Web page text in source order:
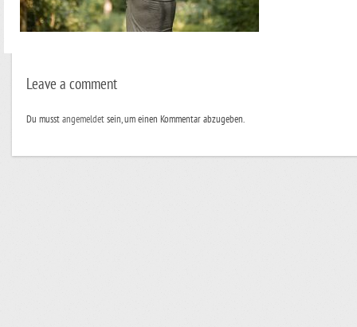
Leave a comment
Du musstangemeldetsein, um einen Kommentar abzugeben.